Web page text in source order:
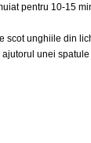
pentru 10-15
scot unghiile din
unei spatule